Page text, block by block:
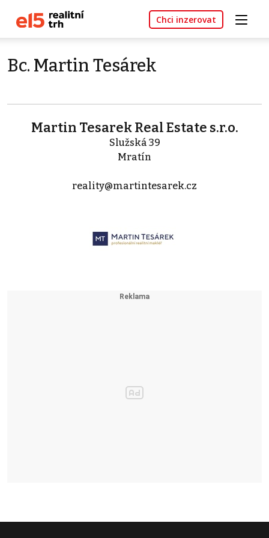
Chci inzerovat
Bc. Martin Tesárek
Martin Tesarek Real Estate s.r.o.
Služská 39
Mratín
reality@martintesarek.cz